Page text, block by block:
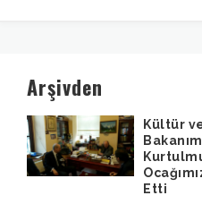
Arşivden
Kültür
Etti